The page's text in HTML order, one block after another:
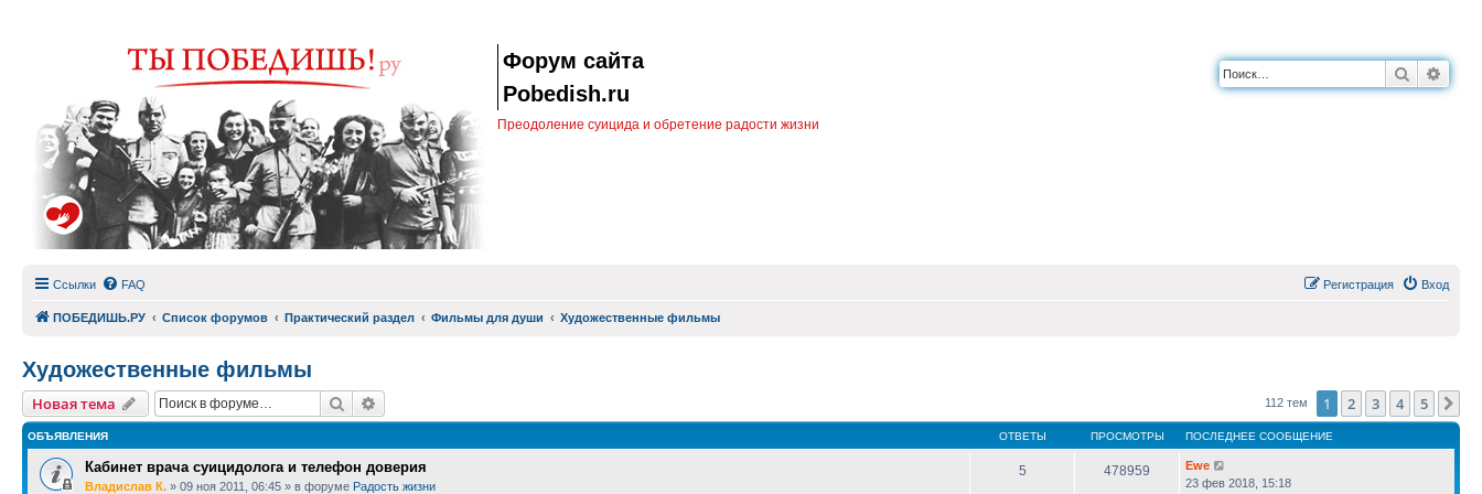
Форум сайта
Pobedish.ru
Преодоление суицида и обретение радости жизни
Поиск
Ссылки FAQ Вход
Регистрация
ПОБЕДИШЬ.РУ Список форумов Практический раздел Фильмы для души Художественные фильмы
Художественные фильмы
Новая тема Поиск 112 тем 1 2 3 4 5
ОБЪЯВЛЕНИЯ ОТВЕТЫ ПРОСМОТРЫ ПОСЛЕДНЕЕ СООБЩЕНИЕ
Кабинет врача суицидолога и телефон доверия
Владислав К. » 09 ноя 2011, 06:45 » в форуме Радость жизни
5 478959
Ewe
23 фев 2018, 15:18